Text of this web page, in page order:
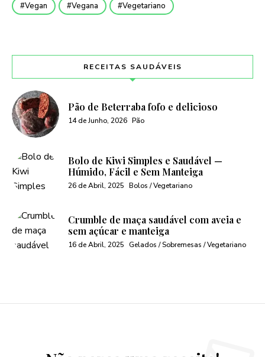
Vegan Vegana Vegetariano
RECEITAS SAUDÁVEIS
Pão de Beterraba fofo e delicioso
14 de Junho, 2026 Pão
Bolo de Kiwi Simples e Saudável —
Húmido, Fácil e Sem Manteiga
26 de Abril, 2025 Bolos / Vegetariano
Crumble de maça saudável com aveia e
sem açúcar e manteiga
16 de Abril, 2025 Gelados / Sobremesas / Vegetariano